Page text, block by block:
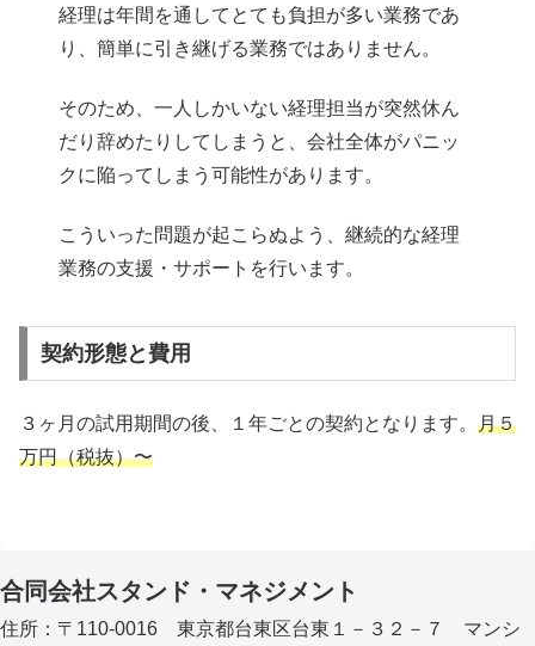
経理は年間を通してとても負担が多い業務であ
り、簡単に引き継げる業務ではありません。
そのため、一人しかいない経理担当が突然休ん
だり辞めたりしてしまうと、会社全体がパニッ
クに陥ってしまう可能性があります。
こういった問題が起こらぬよう、継続的な経理
業務の支援・サポートを行います。
契約形態と費用
３ヶ月の試用期間の後、１年ごとの契約となります。 月５
万円（税抜）〜
合同会社スタンド・マネジメント
住所：〒110-0016 東京都台東区台東１－３２－７ マンシ